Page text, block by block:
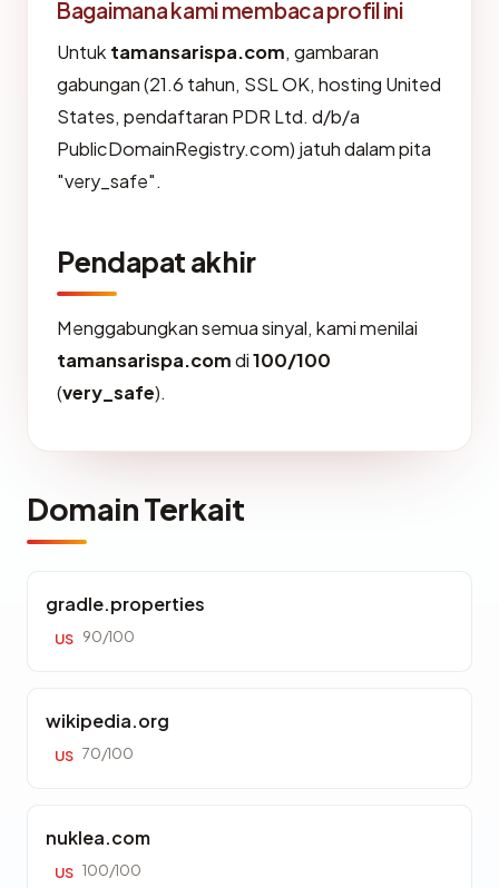
Bagaimana kami membaca profil ini
Untuk tamansarispa.com, gambaran
gabungan (21.6 tahun, SSL OK, hosting United
States, pendaftaran PDR Ltd. d/b/a
PublicDomainRegistry.com) jatuh dalam pita
"very_safe".
Pendapat akhir
Menggabungkan semua sinyal, kami menilai
tamansarispa.comdi100/100
(very_safe).
Domain Terkait
gradle.properties
US 90/100
wikipedia.org
US 70/100
nuklea.com
US 100/100